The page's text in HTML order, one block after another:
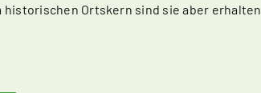
Ortskern sind sie aber erhalten.